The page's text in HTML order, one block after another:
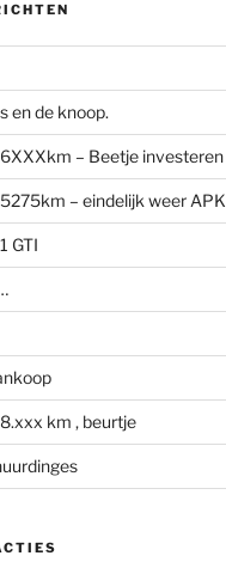
en de knoop.
– Beetje investeren
– eindelijk weer APK
GTI
km , beurtje